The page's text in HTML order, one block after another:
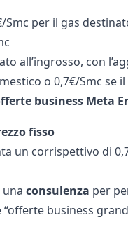
Smc per il gas
all’ingrosso, con
o 0,7€/Smc se
business Meta
fisso
un corrispettivo di
consulenza per
business